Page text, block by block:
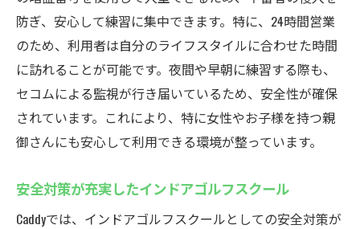
防ぎ、安心して練習に集中できます。特に、24時間営業
のため、利用者は自分のライフスタイルに合わせた時間
に訪れることが可能です。夜間や早朝に練習する際も、
セコムによる監視が行き届いているため、安全性が確保
されています。これにより、特に女性やお子様を持つ親
御さんにも安心して利用できる環境が整っています。
安全対策が充実したインドアゴルフスクール
Caddyでは、インドアゴルフスクールとしての安全対策が